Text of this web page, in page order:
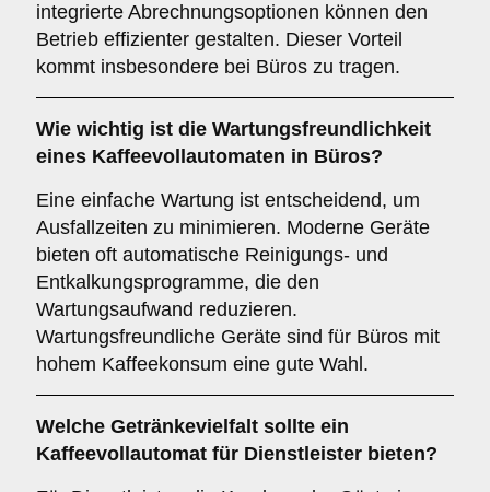
integrierte Abrechnungsoptionen können den
Betrieb effizienter gestalten. Dieser Vorteil
kommt insbesondere bei Büros zu tragen.
Wie wichtig ist die Wartungsfreundlichkeit
eines Kaffeevollautomaten in Büros?
Eine einfache Wartung ist entscheidend, um
Ausfallzeiten zu minimieren. Moderne Geräte
bieten oft automatische Reinigungs- und
Entkalkungsprogramme, die den
Wartungsaufwand reduzieren.
Wartungsfreundliche Geräte sind für Büros mit
hohem Kaffeekonsum eine gute Wahl.
Welche Getränkevielfalt sollte ein
Kaffeevollautomat für Dienstleister bieten?